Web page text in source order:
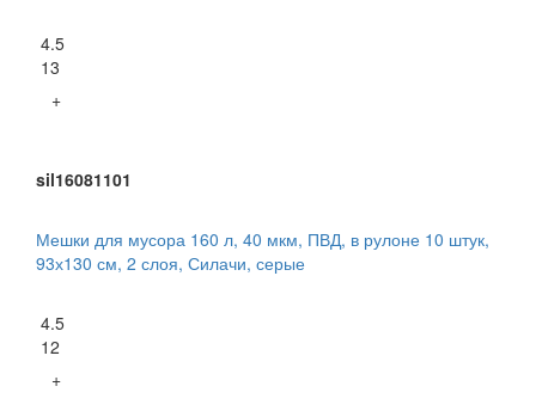
4.5
13
+
sil16081101
Мешки для мусора 160 л, 40 мкм, ПВД, в рулоне 10 штук,
93х130 см, 2 слоя, Силачи, серые
4.5
12
+